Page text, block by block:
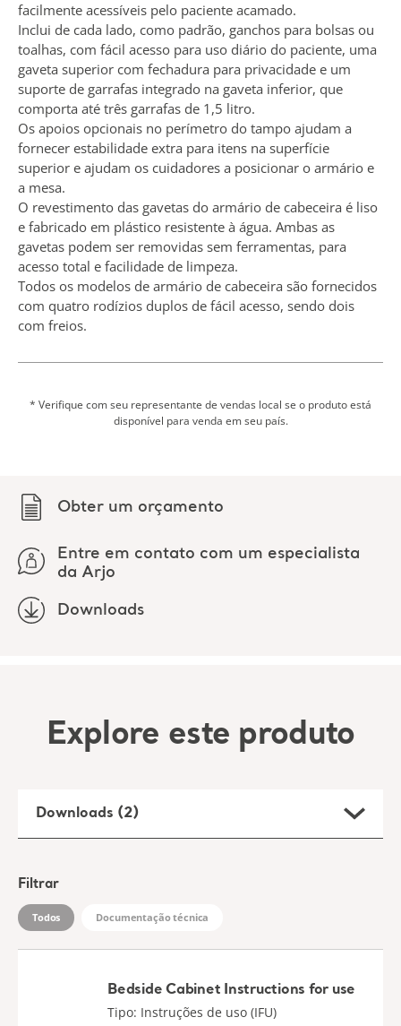
Obter um orçamento
Entre em contato com um especialista
da Arjo
Downloads
facilmente acessíveis pelo paciente acamado.
Inclui de cada lado, como padrão, ganchos para bolsas ou
toalhas, com fácil acesso para uso diário do paciente, uma
gaveta superior com fechadura para privacidade e um
suporte de garrafas integrado na gaveta inferior, que
comporta até três garrafas de 1,5 litro.
Os apoios opcionais no perímetro do tampo ajudam a
fornecer estabilidade extra para itens na superfície
superior e ajudam os cuidadores a posicionar o armário e
a mesa.
O revestimento das gavetas do armário de cabeceira é liso
e fabricado em plástico resistente à água. Ambas as
gavetas podem ser removidas sem ferramentas, para
acesso total e facilidade de limpeza.
Todos os modelos de armário de cabeceira são fornecidos
com quatro rodízios duplos de fácil acesso, sendo dois
com freios.
* Verifique com seu representante de vendas local se o produto está
disponível para venda em seu país.
Explore este produto
Downloads (2)
Filtrar
Todos Documentação técnica
Bedside Cabinet Instructions for use
Tipo: Instruções de uso (IFU)